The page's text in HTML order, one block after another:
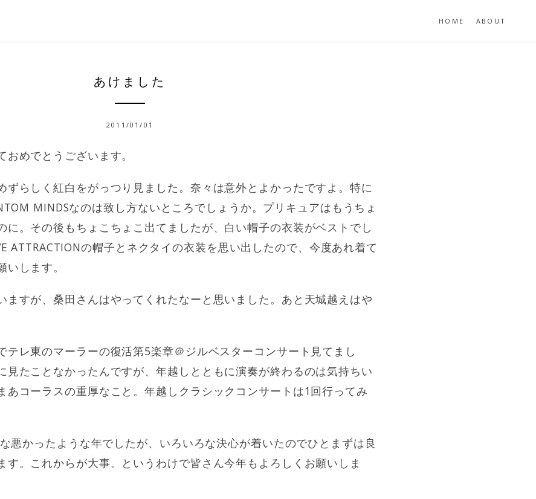
HOME ABOUT
あけました
2011/01/01
めでとうございます。
ずらしく紅白をがっつり見ました。奈々は意外とよかったですよ。特に
MINDSなのは致し方ないところでしょうか。プリキュアはもうちょ
に。その後もちょこちょこ出てましたが、白い帽子の衣装がベストでし
ATTRACTIONの帽子とネクタイの衣装を思い出したので、今度あれ着て
します。
ますが、桑田さんはやってくれたなーと思いました。あと天城越えはや
テレ東のマーラーの復活第5楽章＠ジルベスターコンサート見てまし
見たことなかったんですが、年越しとともに演奏が終わるのは気持ちい
あコーラスの重厚なこと。年越しクラシックコンサートは1回行ってみ
悪かったような年でしたが、いろいろな決心が着いたのでひとまずは良
す。これからが大事。というわけで皆さん今年もよろしくお願いしま